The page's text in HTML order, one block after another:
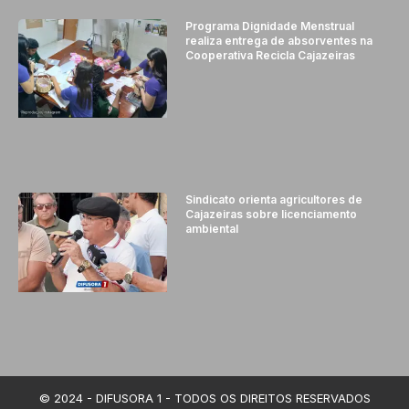
Programa Dignidade Menstrual
realiza entrega de absorventes na
Cooperativa Recicla Cajazeiras
Sindicato orienta agricultores de
Cajazeiras sobre licenciamento
ambiental
© 2024 - DIFUSORA 1 - TODOS OS DIREITOS RESERVADOS